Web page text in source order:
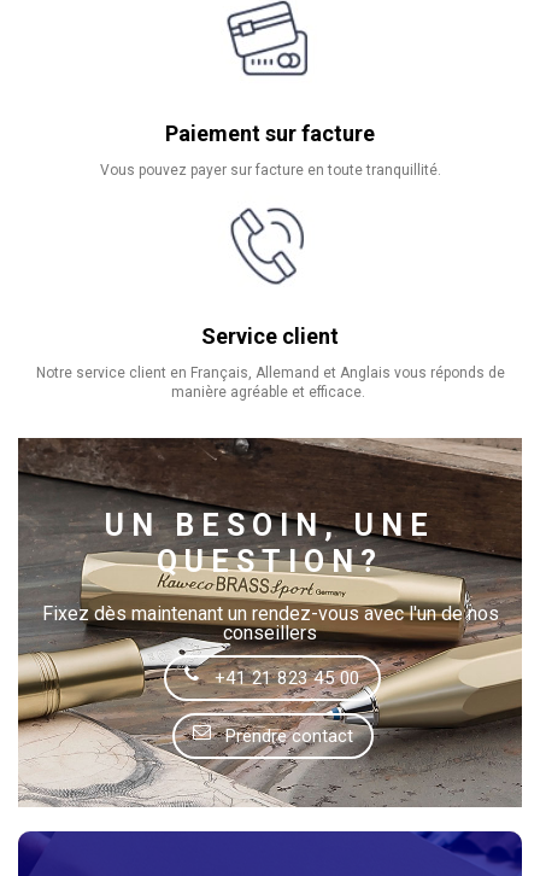
Paiement sur facture
Vous pouvez payer sur facture en toute tranquillité.
Service client
Notre service client en Français, Allemand et Anglais vous réponds de
manière agréable et efficace.
UN BESOIN, UNE
QUESTION?
Fixez dès maintenant un rendez-vous avec l'un de nos
conseillers
+41 21 823 45 00
Prendre contact